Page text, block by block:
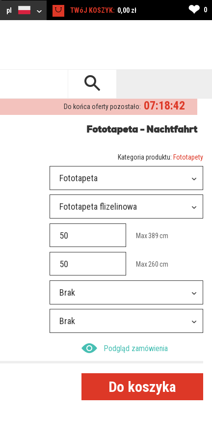
pl TWóJ KOSZYK: 0,00 zł ❤ 0
07:18:41
Do końca oferty pozostało:
Fototapeta - Nachtfahrt
Kategoria produktu: Fototapety
Fototapeta
Fototapeta flizelinowa
Max389 cm
Max260 cm
Brak
Brak
Podgląd zamówienia